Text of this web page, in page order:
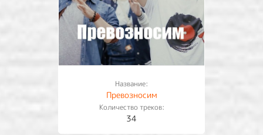
Название:
Превозносим
Количество треков:
34